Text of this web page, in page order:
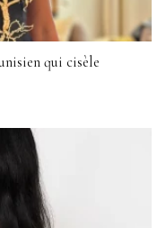
qui cisèle